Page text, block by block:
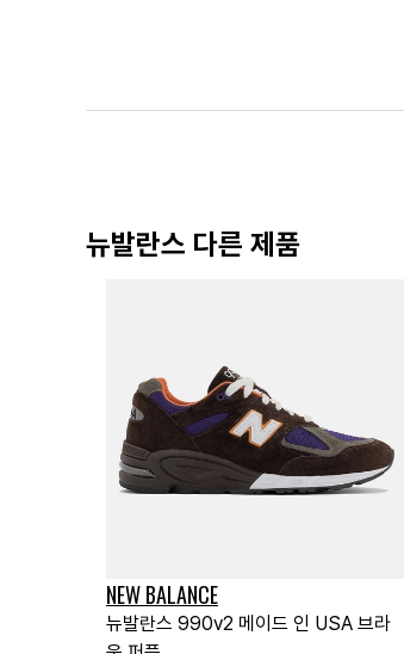
뉴발란스 다른 제품
NEW BALANCE
뉴발란스 990v2 메이드 인 USA 브라